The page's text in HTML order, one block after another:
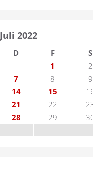
Juli 2022
D F
S
1
2
7 8
9
14 15
21 22
28 29